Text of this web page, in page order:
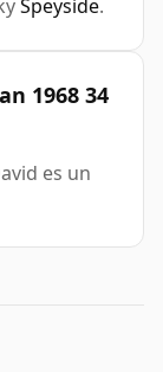
Speyside.
1968 34
es un